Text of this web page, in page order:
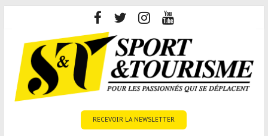
content
RECEVOIR LA NEWSLETTER